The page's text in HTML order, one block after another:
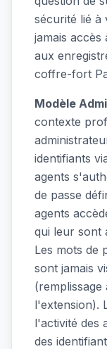
sécurité lié à
jamais
aux
coffre-fort
Modèle
contexte
identifiants
agents
de passe
agents
qui leur sont
Les mots de
sont jamais
(remplissage
l'extension).
l'activité des
des